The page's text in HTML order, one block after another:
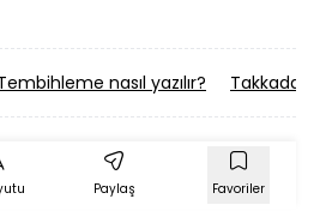
nasıl yazılır? Takkadak
Paylaş Favoriler